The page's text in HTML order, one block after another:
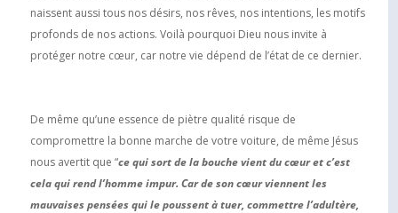
naissent aussi tous nos désirs, nos rêves, nos intentions, les motifs
profonds de nos actions. Voilà pourquoi Dieu nous invite à
protéger notre cœur, car notre vie dépend de l’état de ce dernier.
De même qu’une essence de piètre qualité risque de
compromettre la bonne marche de votre voiture, de même Jésus
nous avertit que “ce qui sort de la bouche vient du cœur et c’est
cela qui rend l’homme impur. Car de son cœur viennent les
mauvaises pensées qui le poussent à tuer, commettre l’adultère,